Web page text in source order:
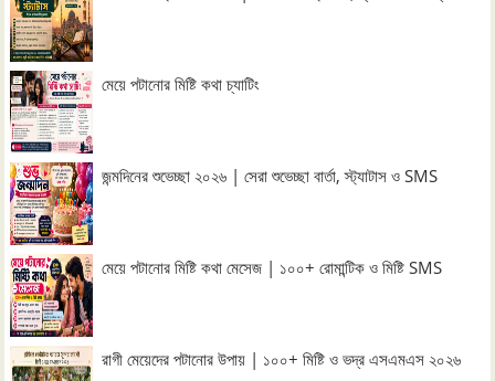
মেয়ে পটানোর মিষ্টি কথা চ্যাটিং
জন্মদিনের শুভেচ্ছা ২০২৬ | সেরা শুভেচ্ছা বার্তা, স্ট্যাটাস ও SMS
মেয়ে পটানোর মিষ্টি কথা মেসেজ | ১০০+ রোমান্টিক ও মিষ্টি SMS
রাগী মেয়েদের পটানোর উপায় | ১০০+ মিষ্টি ও ভদ্র এসএমএস ২০২৬